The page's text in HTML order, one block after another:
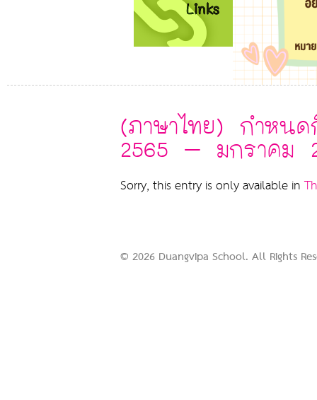
(ภาษาไทย) กำหนด
2565 – มกราคม
Sorry, this entry is only available in
© 2026 Duangvipa School. All Rights